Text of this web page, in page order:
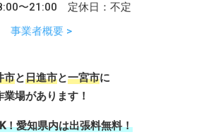
〜21:00 定休日：不定
事業者概要 >
市と日進市と一宮市に
業場があります！
！愛知県内は出張料無料！